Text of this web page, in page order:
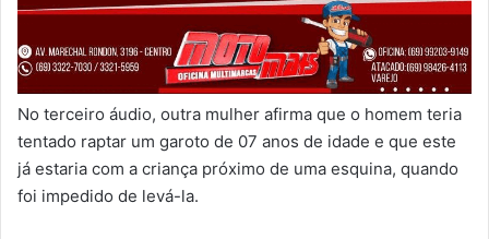
No terceiro áudio, outra mulher afirma que o homem teria
tentado raptar um garoto de 07 anos de idade e que este
já estaria com a criança próximo de uma esquina, quando
foi impedido de levá-la.